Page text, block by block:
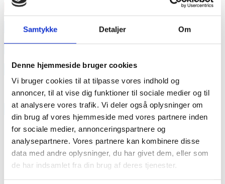
Samtykke Detaljer Om
Denne hjemmeside bruger cookies
Vi bruger cookies til at tilpasse vores indhold og
annoncer, til at vise dig funktioner til sociale medier og til
at analysere vores trafik. Vi deler også oplysninger om
din brug af vores hjemmeside med vores partnere inden
for sociale medier, annonceringspartnere og
analysepartnere. Vores partnere kan kombinere disse
data med andre oplysninger, du har givet dem, eller som
de har indsamlet fra din brug af deres tjenester.
Læs mere
annonce
annonce
Like us
RAINBOW BUSINESS DENMARK